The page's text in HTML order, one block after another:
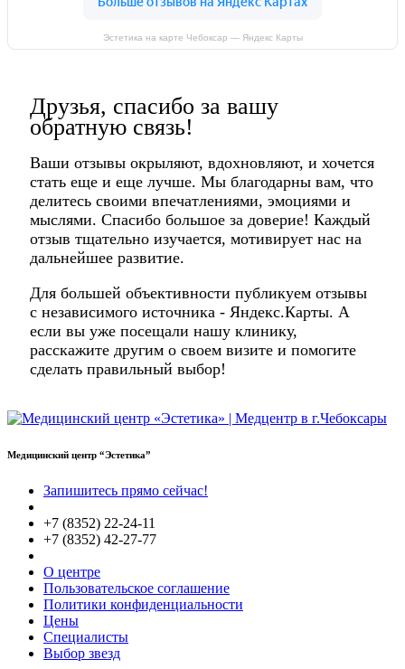
Эстетика на карте Чебоксар — Яндекс Карты
Друзья, спасибо за вашу
обратную связь!
Ваши отзывы окрыляют, вдохновляют, и хочется
стать еще и еще лучше. Мы благодарны вам, что
делитесь своими впечатлениями, эмоциями и
мыслями. Спасибо большое за доверие! Каждый
отзыв тщательно изучается, мотивирует нас на
дальнейшее развитие.
Для большей объективности публикуем отзывы
с независимого источника - Яндекс.Карты. А
если вы уже посещали нашу клинику,
расскажите другим о своем визите и помогите
сделать правильный выбор!
Медицинский центр “Эстетика”
Запишитесь прямо сейчас!
+7 (8352) 22-24-11
+7 (8352) 42-27-77
О центре
Пользовательское соглашение
Политики конфиденциальности
Цены
Специалисты
Выбор звезд